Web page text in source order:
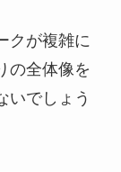
クが複雑に
の全体像を
いでしょう